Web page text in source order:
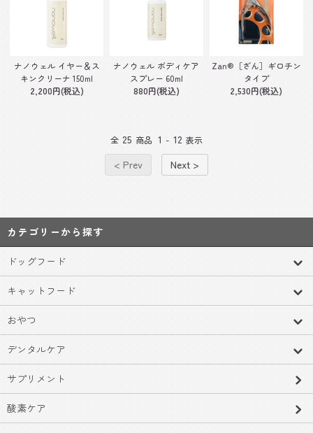
ナノウェル イヤー＆ス
キンクリーナ 150ml
2,200円(税込)
ナノウェル ボディケア
スプレー 60ml
880円(税込)
Zan®［ざん］ギロチン
タイプ
2,530円(税込)
全 25 商品 1 - 12 表示
< Prev Next >
カテゴリーから探す
ドッグフード
キャットフード
おやつ
デンタルケア
サプリメント
酸素ケア